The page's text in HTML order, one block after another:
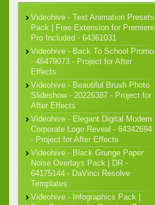
Videohive - Text Animation Presets
Pack | Free Extension for Premiere
Pro Included - 64361031
Videohive - Back To School Promo
- 46479073 - Project for After
Effects
Videohive - Beautiful Brush Photo
Slideshow - 20226387 - Project for
After Effects
Videohive - Elegant Digital Modern
Corporate Logo Reveal - 64342694
- Project for After Effects
Videohive - Black Grunge Paper
Noise Overlays Pack | DR -
64175144 - DaVinci Resolve
Templates
Videohive - Infographics Pack |